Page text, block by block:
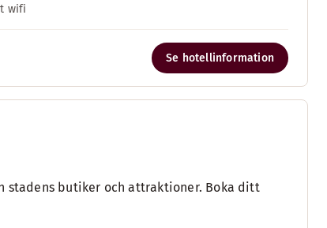
wifi
Se hotellinformation
stadens butiker och attraktioner. Boka ditt